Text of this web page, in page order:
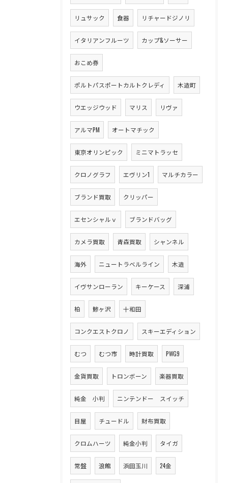
リュサック 食器 リチャードジノリ
イタリアンフルーツ カップ&ソーサー
おこめ券
ポルトパスポートカルトクレディ 木造町
ウエッジウッド マリス リヴァ
アルマPM オートマチック
東京オリンピック ミニマトラッセ
クロノグラフ エヴリン1 マルチカラー
ブランド買取 クリッパー
エセンシャルｖ ブランドバッグ
カメラ買取 青森買取 シャンネル
海外 ニュートラベルライン 木造
イヴサンローラン キーケース 深浦
柏 鯵ヶ沢 十和田
コンクエストクロノ スキーエディション
むつ むつ市 時計買取 PWG9
金貨買取 トロンボーン 楽器買取
純金 小判 ニンテンドー スイッチ
目屋 チュードル 財布買取
クロムハーツ 純金小判 タイガ
常盤 浪館 浜田玉川 24金